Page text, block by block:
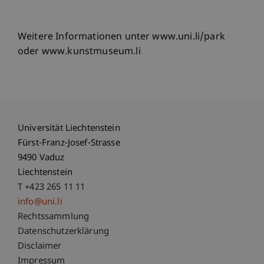
Weitere Informationen unter www.uni.li/park
oder www.kunstmuseum.li
Universität Liechtenstein
Fürst-Franz-Josef-Strasse
9490 Vaduz
Liechtenstein
T +423 265 11 11
info@uni.li
Fußzeile Rechtliche Hinweise
Rechtssammlung
Datenschutzerklärung
Disclaimer
Impressum